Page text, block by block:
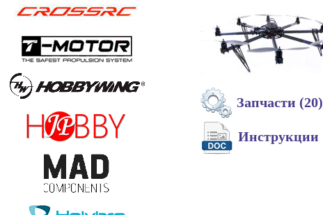
Запчасти (20)
Инструкции